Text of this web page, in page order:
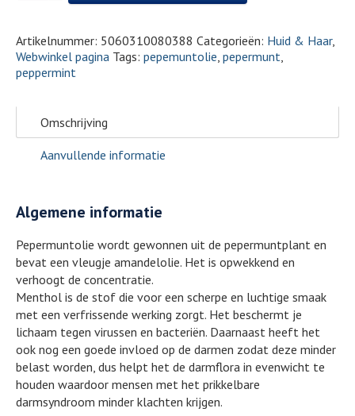
Artikelnummer: 5060310080388 Categorieën: Huid & Haar,
Webwinkel pagina Tags: pepemuntolie, pepermunt,
peppermint
Omschrijving
Aanvullende informatie
Algemene informatie
Pepermuntolie wordt gewonnen uit de pepermuntplant en
bevat een vleugje amandelolie. Het is opwekkend en
verhoogt de concentratie.
Menthol is de stof die voor een scherpe en luchtige smaak
met een verfrissende werking zorgt. Het beschermt je
lichaam tegen virussen en bacteriën. Daarnaast heeft het
ook nog een goede invloed op de darmen zodat deze minder
belast worden, dus helpt het de darmflora in evenwicht te
houden waardoor mensen met het prikkelbare
darmsyndroom minder klachten krijgen.